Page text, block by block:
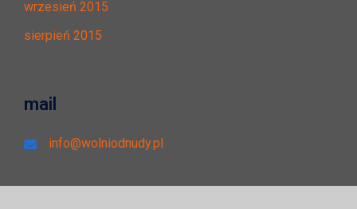
wrzesień 2015
sierpień 2015
mail
info@wolniodnudy.pl